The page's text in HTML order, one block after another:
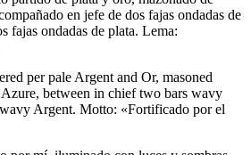
en jefe de dos fajas ondadas de
fajas ondadas de plata. Lema:
per pale Argent and Or, masoned
between in chief two bars wavy
Argent. Motto: «Fortificado por el